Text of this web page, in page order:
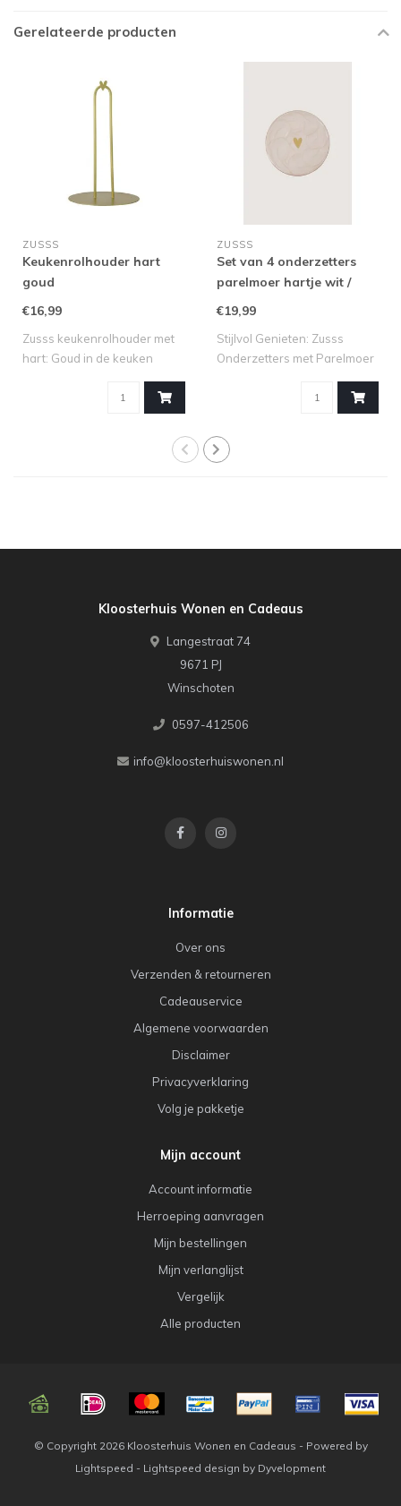
Gerelateerde producten
ZUSSS
Keukenrolhouder hart
goud
€16,99
Zusss keukenrolhouder met
hart: Goud in de keuken
ZUSSS
Set van 4 onderzetters
parelmoer hartje wit /
€19,99
Stijlvol Genieten: Zusss
Onderzetters met Parelmoer
Kloosterhuis Wonen en Cadeaus
Langestraat 74
9671 PJ
Winschoten
0597-412506
info@kloosterhuiswonen.nl
Informatie
Over ons
Verzenden & retourneren
Cadeauservice
Algemene voorwaarden
Disclaimer
Privacyverklaring
Volg je pakketje
Mijn account
Account informatie
Herroeping aanvragen
Mijn bestellingen
Mijn verlanglijst
Vergelijk
Alle producten
© Copyright 2026 Kloosterhuis Wonen en Cadeaus - Powered by
Lightspeed - Lightspeed design by Dyvelopment